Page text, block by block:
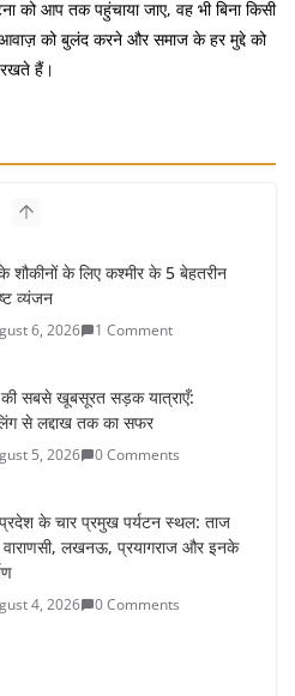
को आप तक पहुंचाया जाए, वह भी बिना किसी
को बुलंद करने और समाज के हर मुद्दे को
रखते हैं।
शौकीनों के लिए कश्मीर के 5 बेहतरीन
व्यंजन
6, 2026 1 Comment
की सबसे खूबसूरत सड़क यात्राएँ:
से लद्दाख तक का सफर
5, 2026 0 Comments
प्रदेश के चार प्रमुख पर्यटन स्थल: ताज
लखनऊ, प्रयागराज और इनके
4, 2026 0 Comments